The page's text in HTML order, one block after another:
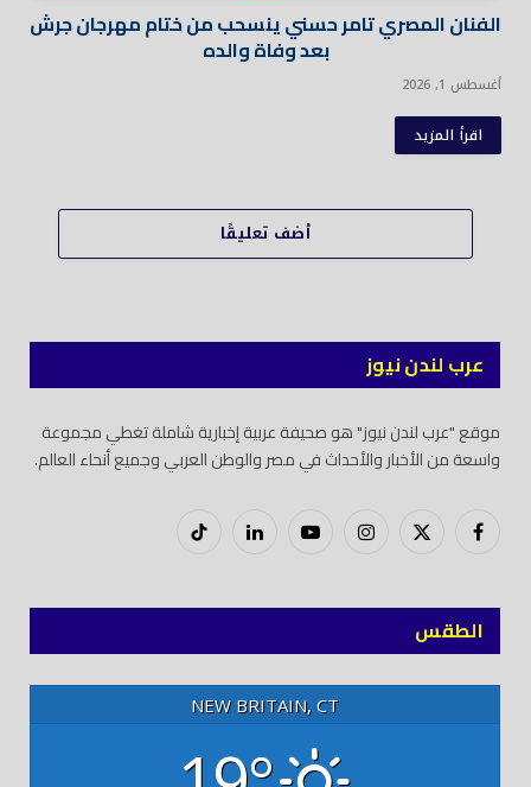
الفنان المصري تامر حسني ينسحب من ختام مهرجان جرش
بعد وفاة والده
أغسطس 1, 2026
اقرأ المزيد
أضف تعليقًا
عرب لندن نيوز
موقع "عرب لندن نيوز" هو صحيفة عربية إخبارية شاملة تغطي مجموعة
واسعة من الأخبار والأحداث في مصر والوطن العربي وجميع أنحاء العالم.
فيسبوكX
إنستغراميوتيوب لينكدود
تيك
الطقس
NEW BRITAIN, CT